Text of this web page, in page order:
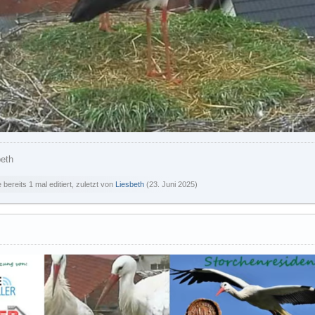
bereits 1 mal editiert, zuletzt von Liesbeth (23. Juni 2025)